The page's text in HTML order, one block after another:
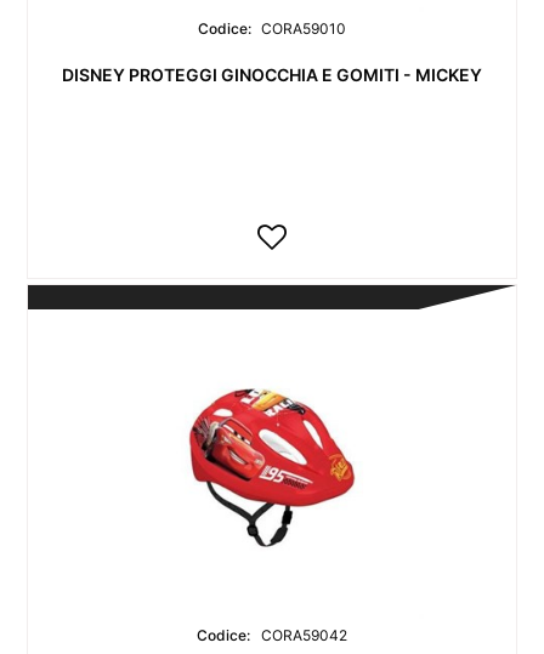
Codice: CORA59010
DISNEY PROTEGGI GINOCCHIA E GOMITI - MICKEY
Codice: CORA59042